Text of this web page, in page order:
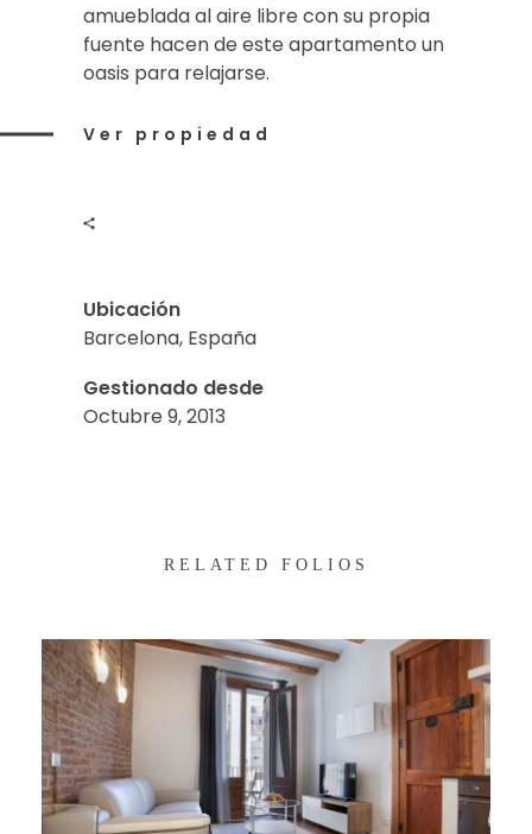
amueblada al aire libre con su propia
fuente hacen de este apartamento un
oasis para relajarse.
Ver propiedad
Ubicación
Barcelona, España
Gestionado desde
Octubre 9, 2013
RELATED FOLIOS